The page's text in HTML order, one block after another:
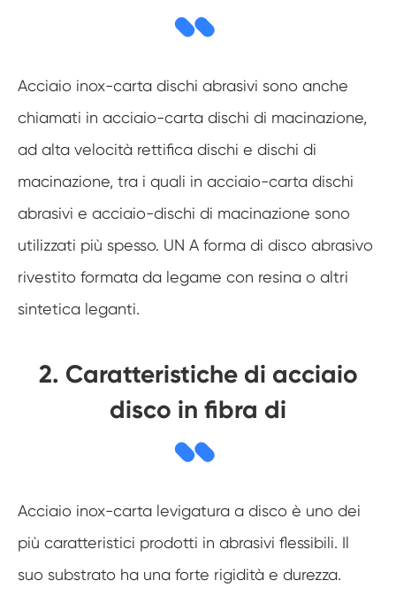
Acciaio inox-carta dischi abrasivi sono anche
chiamati in acciaio-carta dischi di macinazione,
ad alta velocità rettifica dischi e dischi di
macinazione, tra i quali in acciaio-carta dischi
abrasivi e acciaio-dischi di macinazione sono
utilizzati più spesso. UN A forma di disco abrasivo
rivestito formata da legame con resina o altri
sintetica leganti.
2. Caratteristiche di acciaio
disco in fibra di
Acciaio inox-carta levigatura a disco è uno dei
più caratteristici prodotti in abrasivi flessibili. Il
suo substrato ha una forte rigidità e durezza.